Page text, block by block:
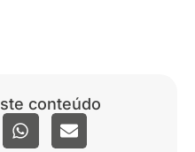
conteúdo